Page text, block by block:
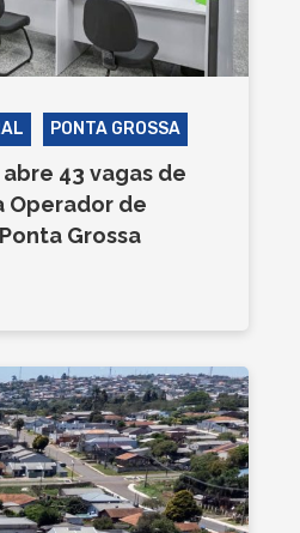
PONTA GROSSA
43 vagas de
Operador de
Grossa